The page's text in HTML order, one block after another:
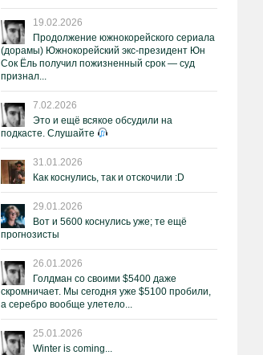
19.02.2026
Продолжение южнокорейского сериала
(дорамы) Южнокорейский экс-президент Юн
Сок Ёль получил пожизненный срок — суд
признал...
7.02.2026
Это и ещё всякое обсудили на
подкасте. Слушайте
31.01.2026
Как коснулись, так и отскочили :D
29.01.2026
Вот и 5600 коснулись уже; те ещё
прогнозисты
26.01.2026
Голдман со своими $5400 даже
скромничает. Мы сегодня уже $5100 пробили,
а серебро вообще улетело...
25.01.2026
Winter is coming...